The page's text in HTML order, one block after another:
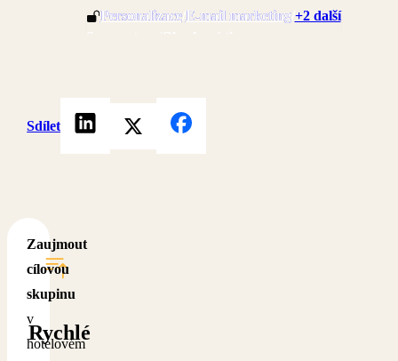
Personalizace/ E-mail marketing/ +2 další
Personalizace/ E-mail marketing/
Sdílet
Rychlé
Zaujmout
cílovou
skupinu
v
hotelovém